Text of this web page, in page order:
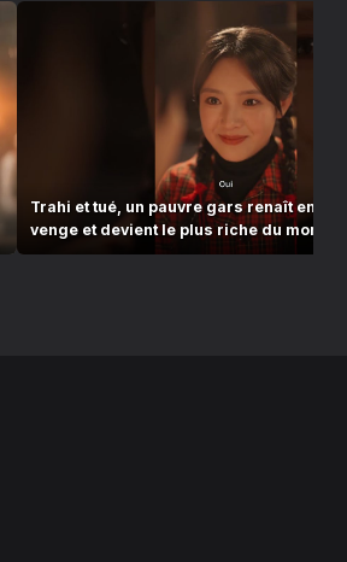
Trahi et tué, un pauvre gars renaît en
venge et devient le plus riche du monde !